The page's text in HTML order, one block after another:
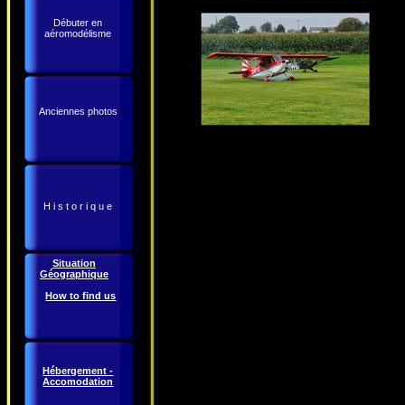
Débuter en
aéromodélisme
Anciennes photos
H i s t o r i q u e
Situation
Géographique
How to find us
Hébergement -
Accomodation